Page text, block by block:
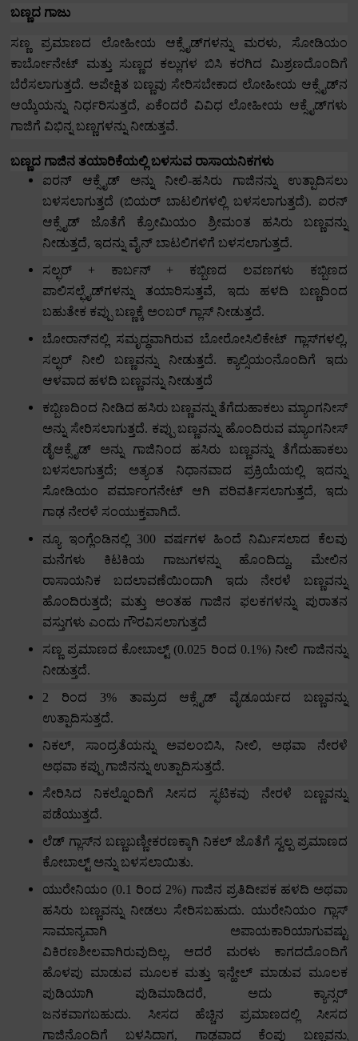
ಬಣ್ಣದ ಗಾಜು
ಸಣ್ಣ ಪ್ರಮಾಣದ ಲೋಹೀಯ ಆಕ್ಸೈಡ್‌ಗಳನ್ನು ಮರಳು, ಸೋಡಿಯಂ
ಕಾರ್ಬೋನೇಟ್ ಮತ್ತು ಸುಣ್ಣದ ಕಲ್ಲುಗಳ ಬಿಸಿ ಕರಗಿದ ಮಿಶ್ರಣದೊಂದಿಗೆ
ಬೆರೆಸಲಾಗುತ್ತದೆ. ಅಪೇಕ್ಷಿತ ಬಣ್ಣವು ಸೇರಿಸಬೇಕಾದ ಲೋಹೀಯ ಆಕ್ಸೈಡ್‌ನ
ಆಯ್ಕೆಯನ್ನು ನಿರ್ಧರಿಸುತ್ತದೆ, ಏಕೆಂದರೆ ವಿವಿಧ ಲೋಹೀಯ ಆಕ್ಸೈಡ್‌ಗಳು
ಗಾಜಿಗೆ ವಿಭಿನ್ನ ಬಣ್ಣಗಳನ್ನು ನೀಡುತ್ತವೆ.
ಬಣ್ಣದ ಗಾಜಿನ ತಯಾರಿಕೆಯಲ್ಲಿ ಬಳಸುವ ರಾಸಾಯನಿಕಗಳು
ಐರನ್ ಆಕ್ಸೈಡ್ ಅನ್ನು ನೀಲಿ-ಹಸಿರು ಗಾಜಿನನ್ನು ಉತ್ಪಾದಿಸಲು
ಬಳಸಲಾಗುತ್ತದೆ (ಬಿಯರ್ ಬಾಟಲಿಗಳಲ್ಲಿ ಬಳಸಲಾಗುತ್ತದೆ). ಐರನ್
ಆಕ್ಸೈಡ್ ಜೊತೆಗೆ ಕ್ರೋಮಿಯಂ ಶ್ರೀಮಂತ ಹಸಿರು ಬಣ್ಣವನ್ನು
ನೀಡುತ್ತದೆ, ಇದನ್ನು ವೈನ್ ಬಾಟಲಿಗಳಿಗೆ ಬಳಸಲಾಗುತ್ತದೆ.
ಸಲ್ಫರ್ + ಕಾರ್ಬನ್ + ಕಬ್ಬಿಣದ ಲವಣಗಳು ಕಬ್ಬಿಣದ
ಪಾಲಿಸಲ್ಫೈಡ್‌ಗಳನ್ನು ತಯಾರಿಸುತ್ತವೆ, ಇದು ಹಳದಿ ಬಣ್ಣದಿಂದ
ಬಹುತೇಕ ಕಪ್ಪು ಬಣ್ಣಕ್ಕೆ ಅಂಬರ್ ಗ್ಲಾಸ್ ನೀಡುತ್ತದೆ.
ಬೋರಾನ್‌ನಲ್ಲಿ ಸಮೃದ್ಧವಾಗಿರುವ ಬೋರೋಸಿಲಿಕೇಟ್ ಗ್ಲಾಸ್‌ಗಳಲ್ಲಿ,
ಸಲ್ಫರ್ ನೀಲಿ ಬಣ್ಣವನ್ನು ನೀಡುತ್ತದೆ.
ಕ್ಯಾಲ್ಸಿಯಂನೊಂದಿಗೆ ಇದು
ಆಳವಾದ ಹಳದಿ ಬಣ್ಣವನ್ನು ನೀಡುತ್ತದೆ
ಕಬ್ಬಿಣದಿಂದ ನೀಡಿದ ಹಸಿರು ಬಣ್ಣವನ್ನು ತೆಗೆದುಹಾಕಲು ಮ್ಯಾಂಗನೀಸ್
ಅನ್ನು ಸೇರಿಸಲಾಗುತ್ತದೆ. ಕಪ್ಪು ಬಣ್ಣವನ್ನು ಹೊಂದಿರುವ ಮ್ಯಾಂಗನೀಸ್
ಡೈಆಕ್ಸೈಡ್ ಅನ್ನು ಗಾಜಿನಿಂದ ಹಸಿರು ಬಣ್ಣವನ್ನು ತೆಗೆದುಹಾಕಲು
ಬಳಸಲಾಗುತ್ತದೆ;
ಅತ್ಯಂತ ನಿಧಾನವಾದ ಪ್ರಕ್ರಿಯೆಯಲ್ಲಿ ಇದನ್ನು
ಸೋಡಿಯಂ ಪರ್ಮಾಂಗನೇಟ್ ಆಗಿ ಪರಿವರ್ತಿಸಲಾಗುತ್ತದೆ, ಇದು
ಗಾಢ ನೇರಳೆ ಸಂಯುಕ್ತವಾಗಿದೆ.
ನ್ಯೂ ಇಂಗ್ಲೆಂಡಿನಲ್ಲಿ 300 ವರ್ಷಗಳ ಹಿಂದೆ ನಿರ್ಮಿಸಲಾದ ಕೆಲವು
ಮನೆಗಳು ಕಿಟಕಿಯ ಗಾಜುಗಳನ್ನು ಹೊಂದಿದ್ದು, ಮೇಲಿನ
ರಾಸಾಯನಿಕ ಬದಲಾವಣೆಯಿಂದಾಗಿ ಇದು ನೇರಳೆ ಬಣ್ಣವನ್ನು
ಹೊಂದಿರುತ್ತದೆ;
ಮತ್ತು ಅಂತಹ ಗಾಜಿನ ಫಲಕಗಳನ್ನು ಪುರಾತನ
ವಸ್ತುಗಳು ಎಂದು ಗೌರವಿಸಲಾಗುತ್ತದೆ
ಸಣ್ಣ ಪ್ರಮಾಣದ ಕೋಬಾಲ್ಟ್ (0.025 ರಿಂದ 0.1%) ನೀಲಿ ಗಾಜಿನನ್ನು
ನೀಡುತ್ತದೆ.
2 ರಿಂದ 3% ತಾಮ್ರದ ಆಕ್ಸೈಡ್ ವೈಡೂರ್ಯದ ಬಣ್ಣವನ್ನು
ಉತ್ಪಾದಿಸುತ್ತದೆ.
ನಿಕಲ್, ಸಾಂದ್ರತೆಯನ್ನು ಅವಲಂಬಿಸಿ, ನೀಲಿ, ಅಥವಾ ನೇರಳೆ
ಅಥವಾ ಕಪ್ಪು ಗಾಜಿನನ್ನು ಉತ್ಪಾದಿಸುತ್ತದೆ.
ಸೇರಿಸಿದ ನಿಕಲ್ನೊಂದಿಗೆ ಸೀಸದ ಸ್ಫಟಿಕವು ನೇರಳೆ ಬಣ್ಣವನ್ನು
ಪಡೆಯುತ್ತದೆ.
ಲೆಡ್ ಗ್ಲಾಸ್‌ನ ಬಣ್ಣಬಣ್ಣೀಕರಣಕ್ಕಾಗಿ ನಿಕಲ್ ಜೊತೆಗೆ ಸ್ವಲ್ಪ ಪ್ರಮಾಣದ
ಕೋಬಾಲ್ಟ್ ಅನ್ನು ಬಳಸಲಾಯಿತು.
ಯುರೇನಿಯಂ (0.1 ರಿಂದ 2%) ಗಾಜಿನ ಪ್ರತಿದೀಪಕ ಹಳದಿ ಅಥವಾ
ಹಸಿರು ಬಣ್ಣವನ್ನು ನೀಡಲು ಸೇರಿಸಬಹುದು. ಯುರೇನಿಯಂ ಗ್ಲಾಸ್
ಸಾಮಾನ್ಯವಾಗಿ ಅಪಾಯಕಾರಿಯಾಗುವಷ್ಟು
ವಿಕಿರಣಶೀಲವಾಗಿರುವುದಿಲ್ಲ, ಆದರೆ ಮರಳು ಕಾಗದದೊಂದಿಗೆ
ಹೊಳಪು ಮಾಡುವ ಮೂಲಕ ಮತ್ತು ಇನ್ಹೇಲ್ ಮಾಡುವ ಮೂಲಕ
ಪುಡಿಯಾಗಿ ಪುಡಿಮಾಡಿದರೆ, ಅದು ಕ್ಯಾನ್ಸರ್
ಜನಕವಾಗಬಹುದು.
ಸೀಸದ ಹೆಚ್ಚಿನ ಪ್ರಮಾಣದಲ್ಲಿ ಸೀಸದ
ಗಾಜಿನೊಂದಿಗೆ ಬಳಸಿದಾಗ, ಗಾಢವಾದ ಕೆಂಪು ಬಣ್ಣವನ್ನು